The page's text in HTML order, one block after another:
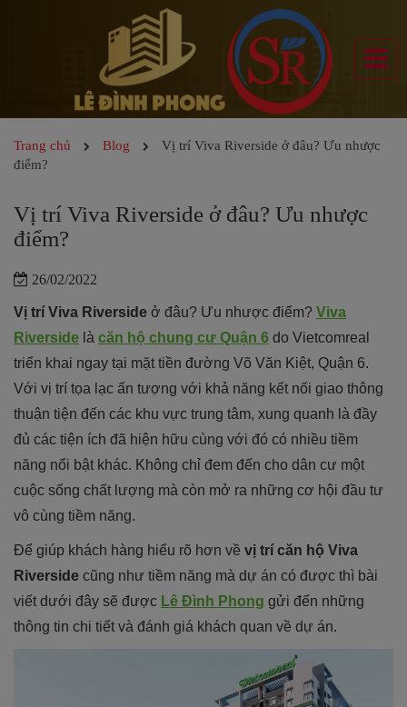
Trang chủ Blog
Vị trí Viva Riverside ở đâu? Ưu nhược
điểm?
Vị trí Viva Riverside ở đâu? Ưu nhược
điểm?
26/02/2022
Vị trí Viva Riverside ở đâu? Ưu nhược điểm? Viva
Riverside là căn hộ chung cư Quận 6 do Vietcomreal
triển khai ngay tại mặt tiền đường Võ Văn Kiệt, Quận 6.
Với vị trí tọa lạc ấn tượng với khả năng kết nối giao thông
thuận tiện đến các khu vực trung tâm, xung quanh là đầy
đủ các tiện ích đã hiện hữu cùng với đó có nhiều tiềm
năng nổi bật khác. Không chỉ đem đến cho dân cư một
cuộc sống chất lượng mà còn mở ra những cơ hội đầu tư
vô cùng tiềm năng.
Để giúp khách hàng hiểu rõ hơn về vị trí căn hộ Viva
Riverside cũng như tiềm năng mà dự án có được thì bài
viết dưới đây sẽ được Lê Đình Phong gửi đến những
thông tin chi tiết và đánh giá khách quan về dự án.